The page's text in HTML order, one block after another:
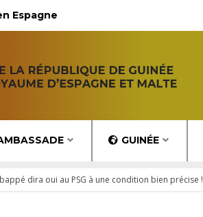
Espagne
GUINÉE
dira oui au PSG à une condition bien précise !